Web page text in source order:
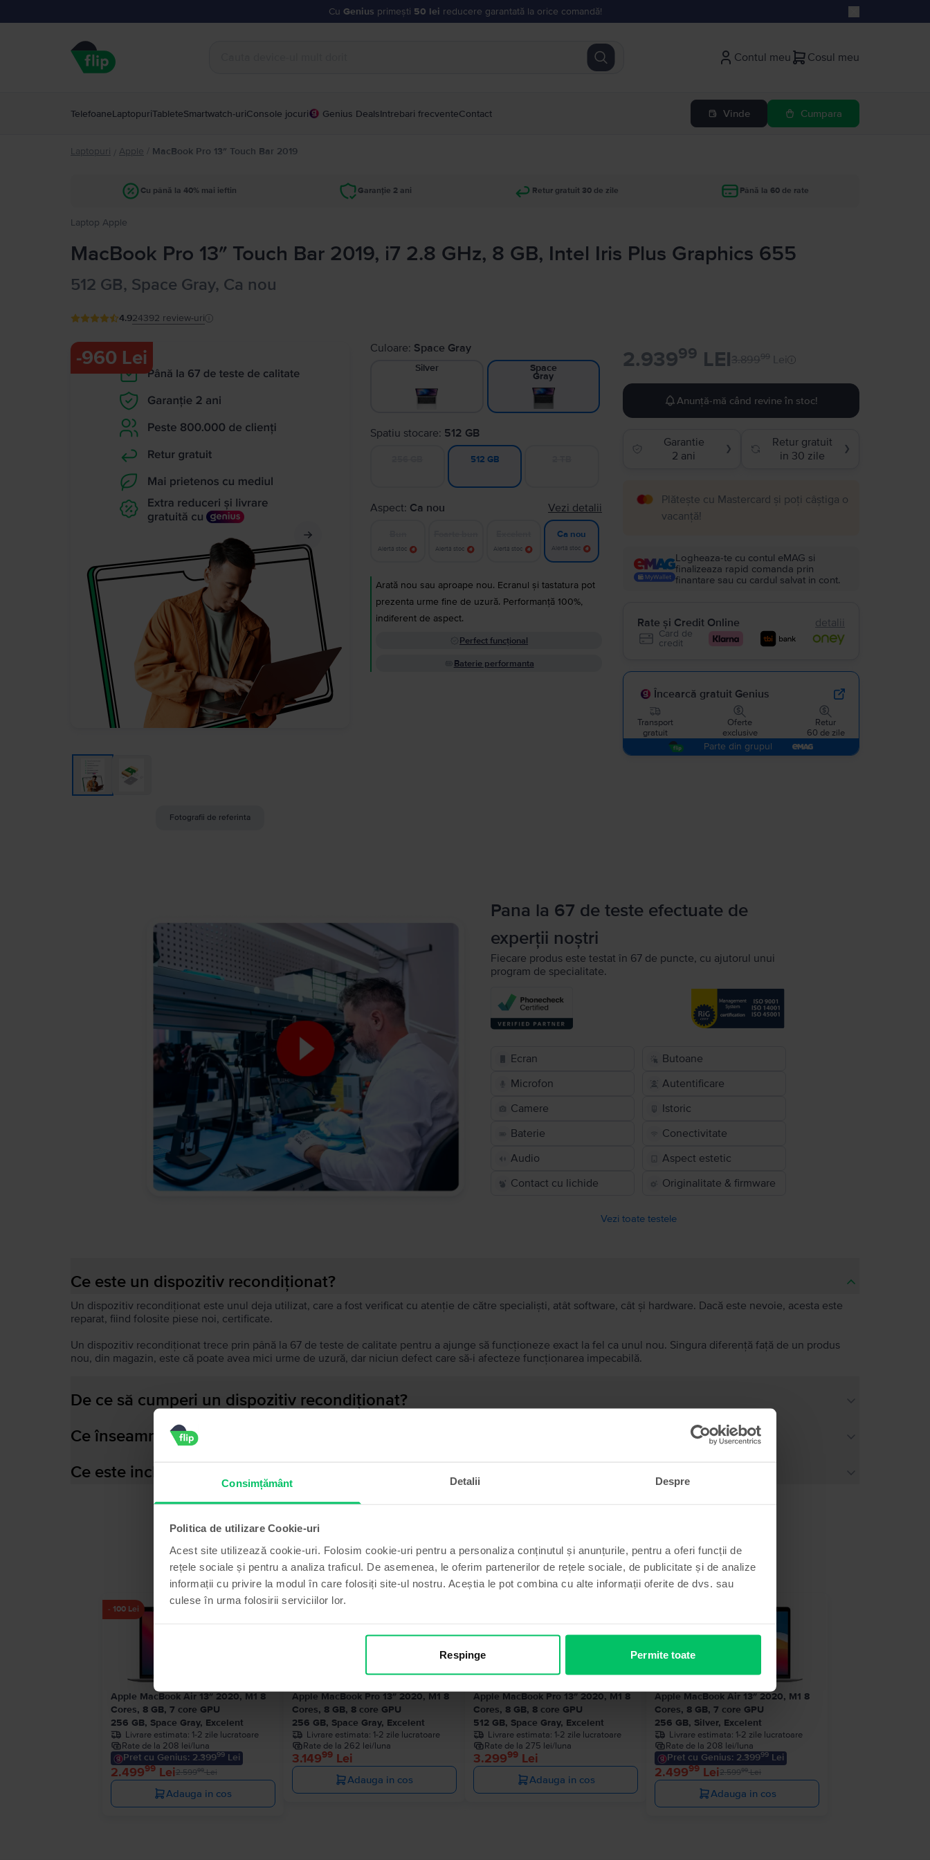
Consimțământ Detalii Despre
Politica de utilizare Cookie-uri
Acest site utilizează cookie-uri. Folosim cookie-uri pentru a personaliza conținutul și anunțurile, pentru a oferi funcții de
rețele sociale și pentru a analiza traficul. De asemenea, le oferim partenerilor de rețele sociale, de publicitate și de analize
informații cu privire la modul în care folosiți site-ul nostru. Aceștia le pot combina cu alte informații oferite de dvs. sau
culese în urma folosirii serviciilor lor.
Respinge Permite toate
Cu Genius primești 50 lei reducere garantată la orice comandă!
Contul meu Cosul meu
TelefoaneLaptopuriTableteSmartwatch-uriConsole jocuri Genius DealsIntrebari frecventeContact Vinde Cumpara
Laptopuri / Apple / MacBook Pro 13″ Touch Bar 2019
Cu până la 40% mai ieftin Garanție 2 ani Retur gratuit 30 de zile Până la 60 de rate
Laptop Apple
MacBook Pro 13″ Touch Bar 2019, i7 2.8 GHz, 8 GB, Intel Iris Plus Graphics 655
512 GB, Space Gray, Ca nou
4.924392 review-uri
-960 Lei
Fotografii de referinta
Culoare: Space Gray
Silver Space
Gray
Spatiu stocare: 512 GB
512 GB
Aspect: Ca nou Vezi detalii
Alertă stoc Alertă stoc Alertă stoc
Ca nou
Alertă stoc
Arată nou sau aproape nou. Ecranul și tastatura pot
prezenta urme fine de uzură. Performanță 100%,
indiferent de aspect.
Perfect funcțional
Baterie performanta
2.93999 LEI3.89999 Lei
Anunță-mă când revine în stoc!
Garantie
2 ani
❯
Retur gratuit
in 30 zile
❯
Plătește cu Mastercard și poți câștiga o
vacanță!
Logheaza-te cu contul eMAG si
finalizeaza rapid comanda prin
finantare sau cu cardul salvat in cont.
Rate și Credit Online detalii
Card de
credit
Încearcă gratuit Genius
Transport
gratuit
Oferte
exclusive
Retur
60 de zile
Parte din grupul
Pana la 67 de teste efectuate de
experții noștri
Fiecare produs este testat în 67 de puncte, cu ajutorul unui
program de specialitate.
Ecran
Butoane
Microfon
Autentificare
Camere
Istoric
Baterie
Conectivitate
Audio
Aspect estetic
Contact cu lichide
Originalitate & firmware
Vezi toate testele
Ce este un dispozitiv recondiționat?
Un dispozitiv recondiționat este unul deja utilizat, care a fost verificat cu atenție de către specialiști, atât software, cât și hardware. Dacă este nevoie, acesta este
reparat, fiind folosite piese noi, certificate.
Un dispozitiv recondiționat trece prin până la 67 de teste de calitate pentru a ajunge să funcționeze exact la fel ca unul nou. Singura diferență față de un produs
nou, din magazin, este că poate avea mici urme de uzură, dar niciun defect care să-i afecteze funcționarea impecabilă.
De ce să cumperi un dispozitiv recondiționat?
Ce înseamnă baterie performantă?
Ce este inclus în cutia dispozitivului?
Produse similare căutării tale
- 100 Lei
Apple MacBook Air 13″ 2020, M1 8
Cores, 8 GB, 7 core GPU
256 GB, Space Gray, Excelent
Livrare estimata: 1-2 zile lucratoare
Rate de la 208 lei/luna
Pret cu Genius: 2.39999Lei
2.49999Lei2.59999Lei
Adauga in cos
Apple MacBook Pro 13″ 2020, M1 8
Cores, 8 GB, 8 core GPU
256 GB, Space Gray, Excelent
Livrare estimata: 1-2 zile lucratoare
Rate de la 262 lei/luna
3.14999Lei
Adauga in cos
Apple MacBook Pro 13″ 2020, M1 8
Cores, 8 GB, 8 core GPU
512 GB, Space Gray, Excelent
Livrare estimata: 1-2 zile lucratoare
Rate de la 275 lei/luna
3.29999 Lei
Adauga in cos
Apple MacBook Air 13″ 2020, M1 8
Cores, 8 GB, 7 core GPU
256 GB, Silver, Excelent
Livrare estimata: 1-2 zile lucratoare
Rate de la 208 lei/luna
Pret cu Genius: 2.39999 Lei
2.49999 Lei2.59999Lei
Adauga in cos